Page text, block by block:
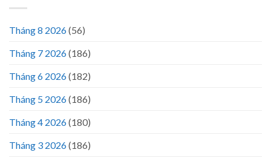
Tháng 8 2026(56)
Tháng 7 2026(186)
Tháng 6 2026(182)
Tháng 5 2026(186)
Tháng 4 2026(180)
Tháng 3 2026(186)